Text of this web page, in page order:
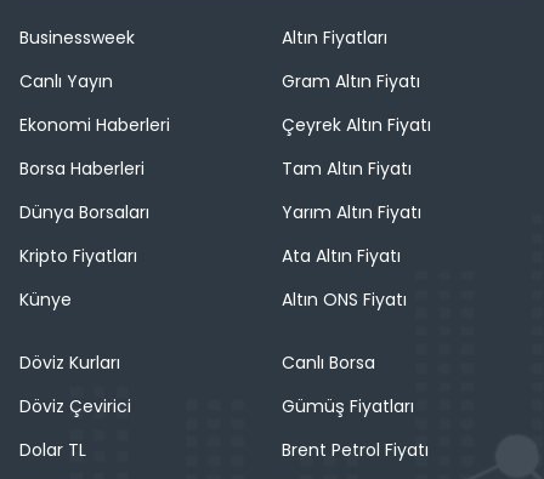
Businessweek
Canlı Yayın
Ekonomi Haberleri
Borsa Haberleri
Dünya Borsaları
Kripto Fiyatları
Künye
Altın Fiyatları
Gram Altın Fiyatı
Çeyrek Altın Fiyatı
Tam Altın Fiyatı
Yarım Altın Fiyatı
Ata Altın Fiyatı
Altın ONS Fiyatı
Döviz Kurları
Döviz Çevirici
Dolar TL
Canlı Borsa
Gümüş Fiyatları
Brent Petrol Fiyatı